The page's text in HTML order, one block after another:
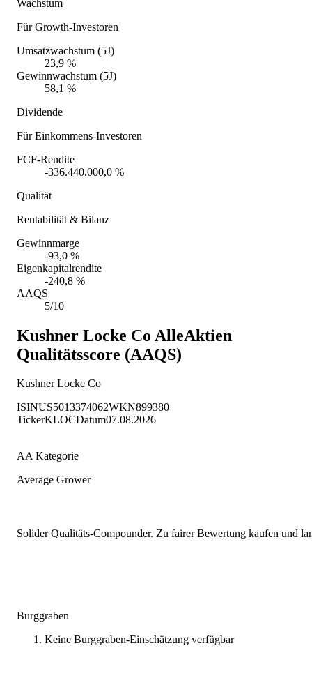
Wachstum
Für Growth-Investoren
Umsatzwachstum (5J)
23,9 %
Gewinnwachstum (5J)
58,1 %
Dividende
Für Einkommens-Investoren
FCF-Rendite
-336.440.000,0 %
Qualität
Rentabilität & Bilanz
Gewinnmarge
-93,0 %
Eigenkapitalrendite
-240,8 %
AAQS
5/10
Kushner Locke Co AlleAktien
Qualitätsscore (AAQS)
Kushner Locke Co
ISINUS5013374062WKN899380
TickerKLOCDatum07.08.2026
AA Kategorie
Average Grower
Solider Qualitäts-Compounder. Zu fairer Bewertung kaufen und
Burggraben
Keine Burggraben-Einschätzung verfügbar